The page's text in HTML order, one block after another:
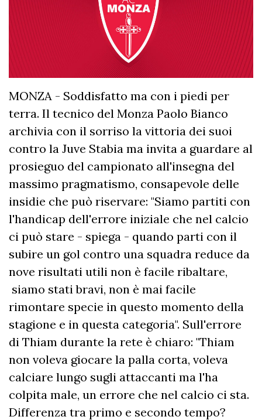
MONZA - Soddisfatto ma con i piedi per
terra. Il tecnico del Monza Paolo Bianco
archivia con il sorriso la vittoria dei suoi
contro la Juve Stabia ma invita a guardare al
prosieguo del campionato all'insegna del
massimo pragmatismo, consapevole delle
insidie che può riservare: "Siamo partiti con
l'handicap dell'errore iniziale che nel calcio
ci può stare - spiega - quando parti con il
subire un gol contro una squadra reduce da
nove risultati utili non è facile ribaltare,
siamo stati bravi, non è mai facile
rimontare specie in questo momento della
stagione e in questa categoria". Sull'errore
di Thiam durante la rete è chiaro: "Thiam
non voleva giocare la palla corta, voleva
calciare lungo sugli attaccanti ma l'ha
colpita male, un errore che nel calcio ci sta.
Differenza tra primo e secondo tempo?